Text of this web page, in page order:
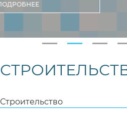
Строительство